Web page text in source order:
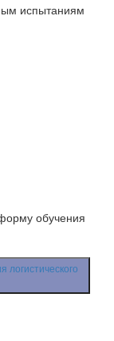
испытаниям
обучения
логистического